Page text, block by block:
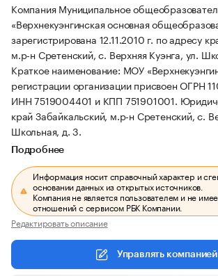
Компания Муниципальное
«Верхнекуэнгинская основная
зарегистрирована 12.11.2010 г. по адресу
м.р-н Сретенский, с. Верхняя Куэнга, ул.
Краткое наименование: МОУ
регистрации организации присвоен ОГРН
ИНН 7519004401 и КПП 751901001.
край Забайкальский, м.р-н Сретенский, с.
Школьная, д. 3.
Подробнее
Информация носит справочный характер и
основании данных из открытых источников.
Компания не является пользователем и не
отношений с сервисом РБК Компании.
Редактировать описание
Управлять компанией